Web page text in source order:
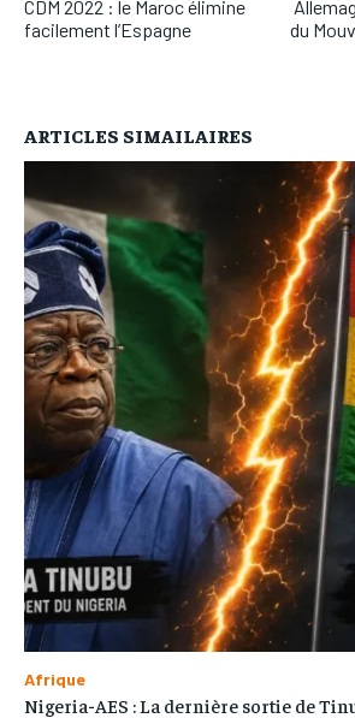
CDM 2022 : le Maroc élimine
facilement l’Espagne
du
ARTICLES SIMAILAIRES
Afrique
Nigeria-AES : La dernière sortie de